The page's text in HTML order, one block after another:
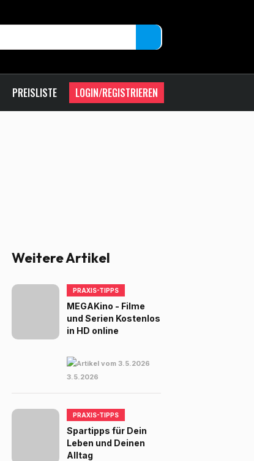
PREISLISTE LOGIN/REGISTRIEREN
Weitere Artikel
PRAXIS-TIPPS
MEGAKino - Filme
und Serien Kostenlos
in HD online
3.5.2026
PRAXIS-TIPPS
Spartipps für Dein
Leben und Deinen
Alltag